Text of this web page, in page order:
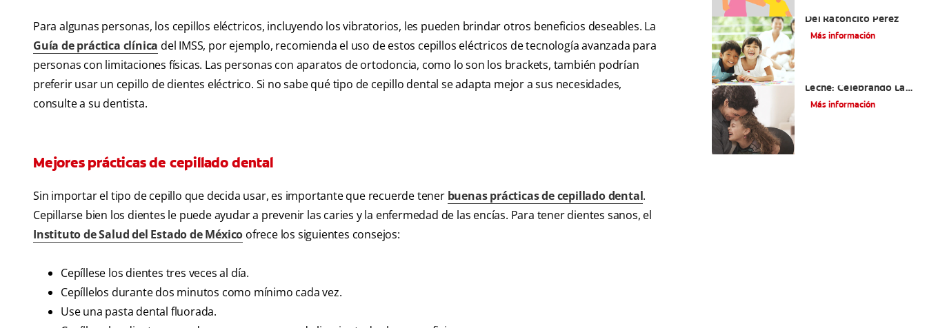
Para algunas personas, los cepillos eléctricos, incluyendo los vibratorios, les pueden brindar otros beneficios deseables. La
Guía de práctica clínica del IMSS, por ejemplo, recomienda el uso de estos cepillos eléctricos de tecnología avanzada para
personas con limitaciones físicas. Las personas con aparatos de ortodoncia, como lo son los brackets, también podrían
preferir usar un cepillo de dientes eléctrico. Si no sabe qué tipo de cepillo dental se adapta mejor a sus necesidades,
consulte a su dentista.
Mejores prácticas de cepillado dental
Sin importar el tipo de cepillo que decida usar, es importante que recuerde tener buenas prácticas de cepillado dental.
Cepillarse bien los dientes le puede ayudar a prevenir las caries y la enfermedad de las encías. Para tener dientes sanos, el
Instituto de Salud del Estado de México ofrece los siguientes consejos:
Cepíllese los dientes tres veces al día.
Cepíllelos durante dos minutos como mínimo cada vez.
Use una pasta dental fluorada.
Del Ratoncito Pérez
Más información
Leche: Celebrando La
Última Visita Del
Más información